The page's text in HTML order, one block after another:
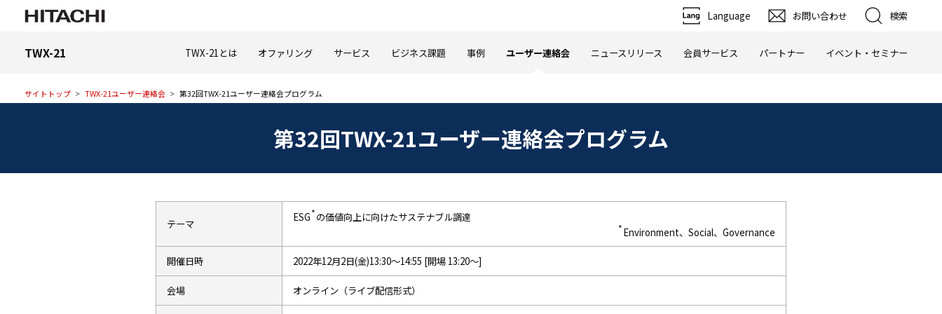
Language お問い合わせ 検索
TWX-21 TWX-21とは オファリング サービス ビジネス課題 事例 ユーザー連絡会 ニュースリリース 会員サービス パートナー イベント・セミナー
サイトトップ TWX-21ユーザー連絡会 第32回TWX-21ユーザー連絡会プログラム
第32回TWX-21ユーザー連絡会プログラム
テーマ
ESG*の価値向上に向けたサステナブル調達
*Environment、Social、Governance
開催日時 2022年12月2日(金)13:30～14:55 [開場 13:20～]
会場 オンライン（ライブ配信形式）